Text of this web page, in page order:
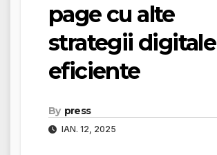
page cu alte
strategii digitale
eficiente
By press
IAN. 12, 2025